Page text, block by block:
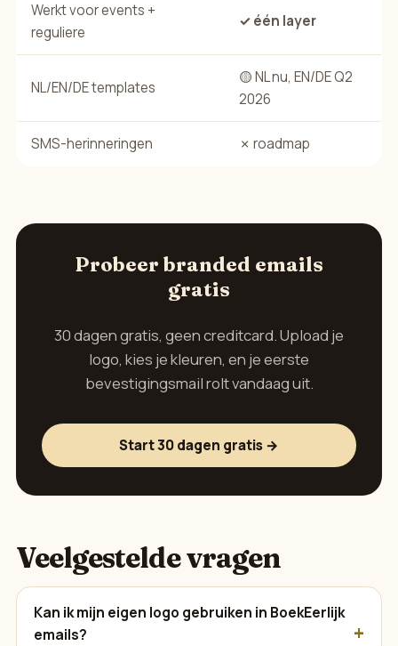
Werkt voor events +
reguliere
✓ één layer
NL/EN/DE templates
🟡 NL nu, EN/DE Q2
2026
SMS-herinneringen ✗ roadmap
Probeer branded emails
gratis
30 dagen gratis, geen creditcard. Upload je
logo, kies je kleuren, en je eerste
bevestigingsmail rolt vandaag uit.
Start 30 dagen gratis →
Veelgestelde vragen
Kan ik mijn eigen logo gebruiken in BoekEerlijk
emails?